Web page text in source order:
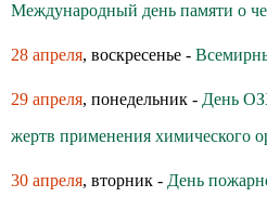
Международный день памяти о
28 апреля, воскресенье -
29 апреля, понедельник - День
жертв применения химического
30 апреля, вторник - День